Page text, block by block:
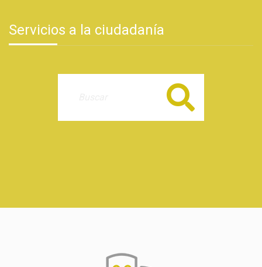
Servicios a la ciudadanía
Buscar